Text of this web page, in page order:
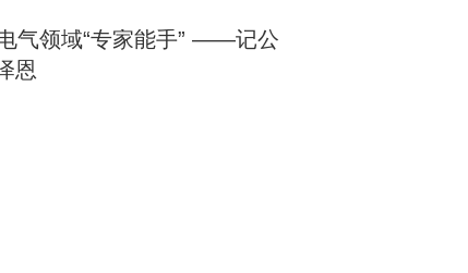
气领域“专家能手” ——记公
恩